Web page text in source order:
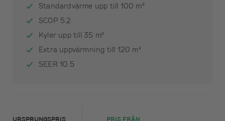
Standardvärme upp till 100 m²
SCOP 5.2
Kyler upp till 35 m²
Extra uppvärmning till 120 m²
SEER 10.5
URSPRUNGSPRIS PRIS FRÅN